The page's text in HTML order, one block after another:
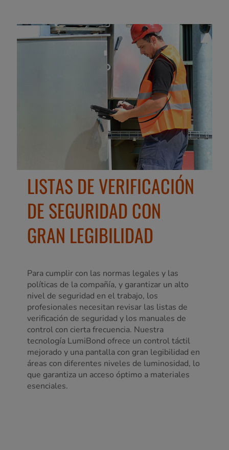
LISTAS DE VERIFICACIÓN
DE SEGURIDAD CON
GRAN LEGIBILIDAD
Para cumplir con las normas legales y las
políticas de la compañía, y garantizar un alto
nivel de seguridad en el trabajo, los
profesionales necesitan revisar las listas de
verificación de seguridad y los manuales de
control con cierta frecuencia. Nuestra
tecnología LumiBond ofrece un control táctil
mejorado y una pantalla con gran legibilidad en
áreas con diferentes niveles de luminosidad, lo
que garantiza un acceso óptimo a materiales
esenciales.